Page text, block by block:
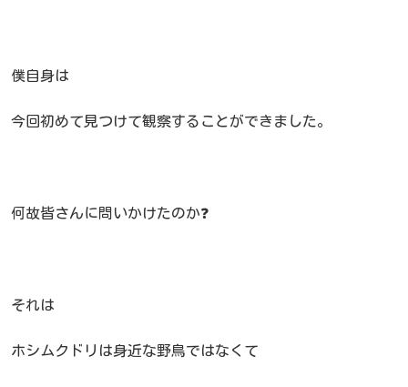
僕自身は
今回初めて見つけて観察することができました。
何故皆さんに問いかけたのか❓
それは
ホシムクドリは身近な野鳥ではなくて